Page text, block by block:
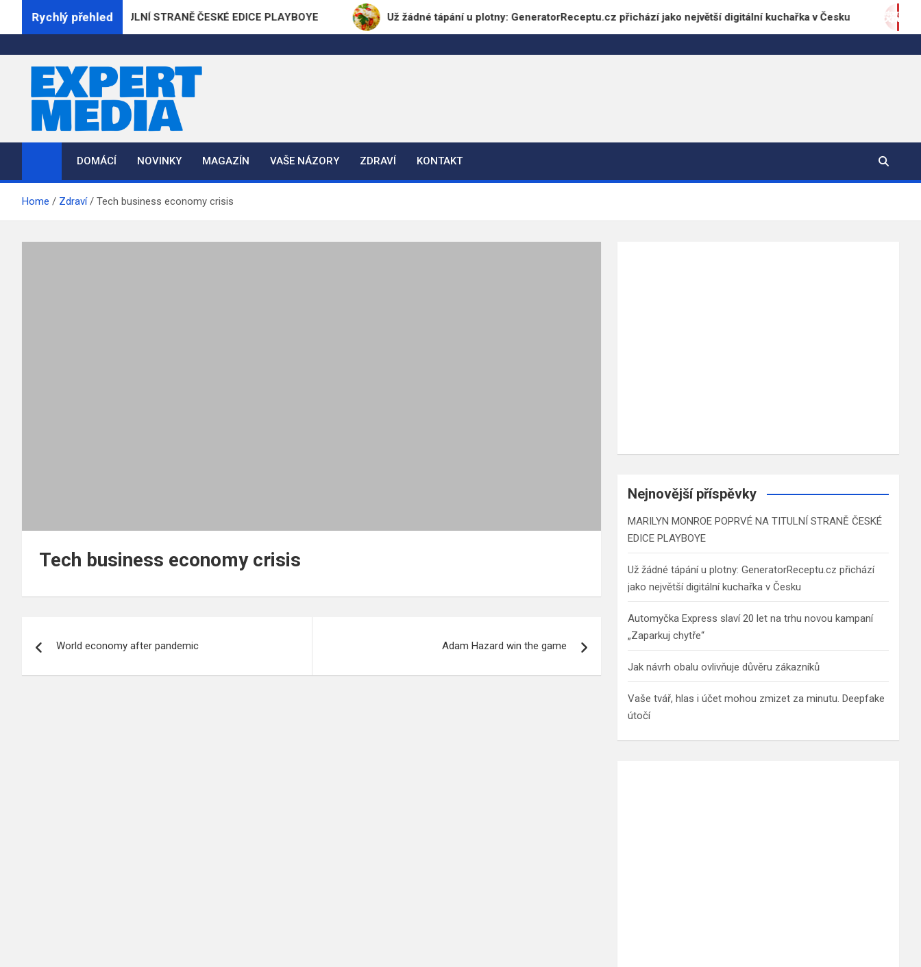
Rychlý přehled
POPRVÉ NA TITULNÍ STRANĚ ČESKÉ EDICE PLAYBOYE Už žádné tápání u plotny: GeneratorReceptu.cz přichází jako největší digitální kuchařka v Česku
ExpertMedia.cz
Magazín informací
DOMÁCÍ
NOVINKY MAGAZÍN VAŠE NÁZORY ZDRAVÍ KONTAKT
Home Zdraví Tech business economy crisis
Tech business economy crisis
pro
World economy after pandemic Adam Hazard win the game
Nejnovější příspěvky
MARILYN MONROE POPRVÉ NA TITULNÍ STRANĚ ČESKÉ
EDICE PLAYBOYE
Už žádné tápání u plotny: GeneratorReceptu.cz přichází
jako největší digitální kuchařka v Česku
Automyčka Express slaví 20 let na trhu novou kampaní
„Zaparkuj chytře“
Jak návrh obalu ovlivňuje důvěru zákazníků
Vaše tvář, hlas i účet mohou zmizet za minutu. Deepfake
útočí